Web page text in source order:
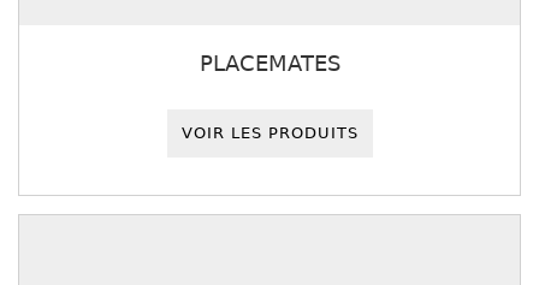
PLACEMATES
VOIR LES PRODUITS